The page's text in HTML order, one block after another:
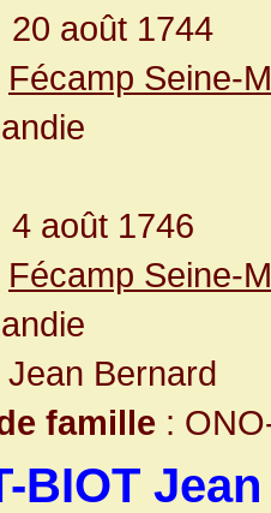
20 août 1744
Fécamp Seine-
4 août 1746
Fécamp Seine-
Jean Bernard
famille :
BIOT